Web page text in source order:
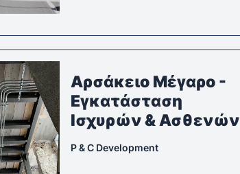
Αρσάκειο Μέγαρο -
Εγκατάσταση
Ισχυρών & Ασθενών
P & C Development